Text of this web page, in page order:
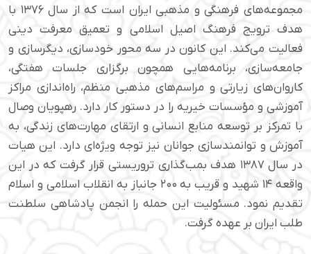
مجموعه‌های فرهنگی و مذهبی ایران است که از سال ۱۳۷۶ با
هدف ترویج فرهنگ اصیل اسلامی و تعمیق معرفت دینی
فعالیت می‌کند. این کانون در سه محور خودسازی، دیگرسازی و
جامعه‌سازی، برنامه‌هایی همچون برگزاری جلسات هفتگی،
کاروان‌های زیارتی و مراسم‌های مذهبی منظم، راه‌اندازی مراکز
آموزشی و مؤسسات خیریه را در دستور کار دارد. رهپویان وصال
با تمرکز بر توسعه منابع انسانی و ارتقای مهارت‌های زندگی، به
آموزش و توانمندسازی جوانان نیز توجه ویژه‌ای دارد. این هیات
در سال ۱۳۸۷ هدف بمب‌گذاری تروریستی قرار گرفت که در این
واقعه ۱۴ شهید و قریب به ۲۰۰ جانباز به انقلاب اسلامی و اسلام
تقدیم نمود. مسئولیت این حمله را انجمن پادشاهی سلطنت
طلب ایران بر عهده گرفت.